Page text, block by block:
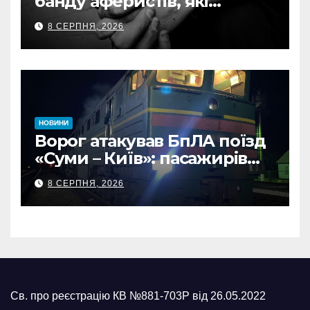
виманили у військових
понад 1 млн грн
8 СЕРПНЯ, 2026
НОВИНИ
Ворог атакував БпЛА поїзд
«Суми – Київ»: пасажирів
встигли евакуювати
8 СЕРПНЯ, 2026
Св. про реєстрацію КВ №881-703Р від 26.05.2022